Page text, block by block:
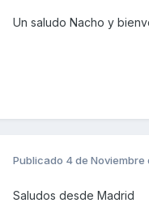
Un saludo Nacho y
Publicado 4 de Noviembre
Saludos desde Madrid